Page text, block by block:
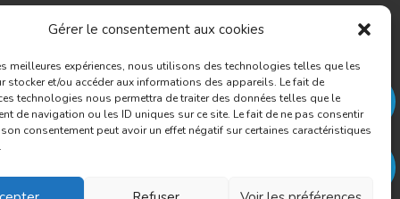
Gérer le consentement aux cookies
meilleures expériences, nous utilisons des technologies telles que les
stocker et/ou accéder aux informations des appareils. Le fait de
technologies nous permettra de traiter des données telles que le
de navigation ou les ID uniques sur ce site. Le fait de ne pas consentir
consentement peut avoir un effet négatif sur certaines caractéristiques
dégazage de cuves
Actualités
Contact